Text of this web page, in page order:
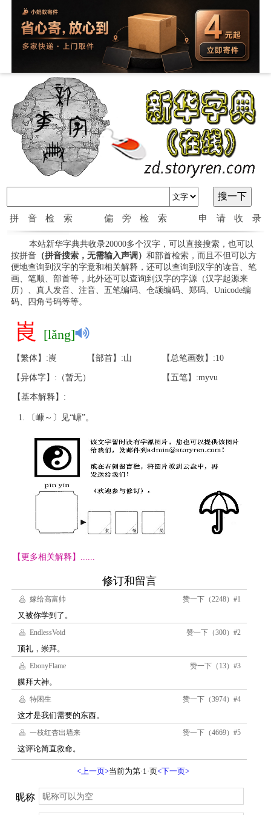
拼音检索 偏旁检索 申请收录
本站新华字典共收录20000多个汉字，可以直接搜索，也可以
按拼音（拼音搜索，无需输入声调） 和部首检索，而且不但可以方
便地查询到汉字的字意和相关解释，还可以查询到汉字的读音、笔
画、笔顺、部首等，此外还可以查询到汉字的字源（汉字起源来
历）、真人发音、注音、五笔编码、仓颉编码、郑码、Unicode编
码、四角号码等等。
崀 [lǎng]
【繁体】:崀 【部首】:山 【总笔画数】:10
【异体字】:（暂无） 【五笔】:myvu
【基本解释】:
〔嵻～〕见“嵻”。
【更多相关解释】......